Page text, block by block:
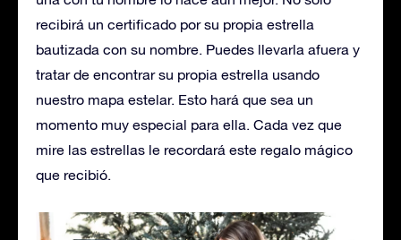
recibirá un certificado por su propia estrella
bautizada con su nombre. Puedes llevarla afuera y
tratar de encontrar su propia estrella usando
nuestro mapa estelar. Esto hará que sea un
momento muy especial para ella. Cada vez que
mire las estrellas le recordará este regalo mágico
que recibió.